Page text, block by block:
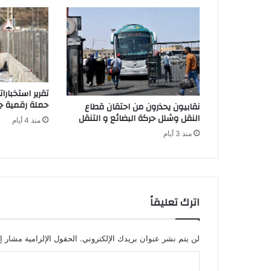
نقابيون يحذرون من احتقان قطاع
النقل وشلل حركة البضائع و التنقل
منذ 3 أيام
تقرير
حملة رقمية
منذ 4 أيام
اترك تعليقاً
لن يتم نشر عنوان بريدك الإلكتروني. الحقول الإلزامية مشار